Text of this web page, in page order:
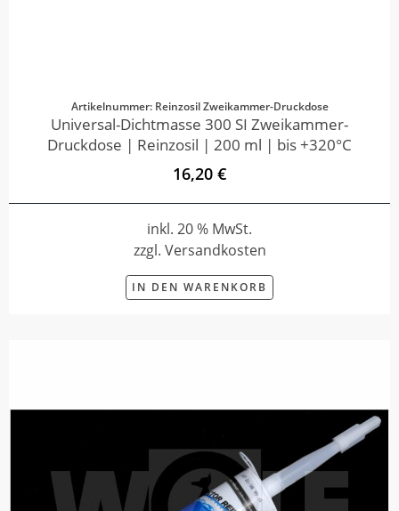
Artikelnummer: Reinzosil Zweikammer-Druckdose
Universal-Dichtmasse 300 SI Zweikammer-
Druckdose | Reinzosil | 200 ml | bis +320°C
16,20 €
inkl. 20 % MwSt.
zzgl. Versandkosten
IN DEN WARENKORB